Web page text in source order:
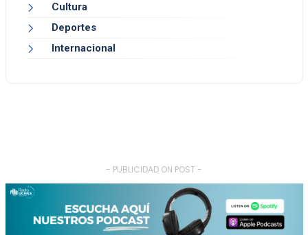
Cultura
Deportes
Internacional
- PUBLICIDAD ON POST -